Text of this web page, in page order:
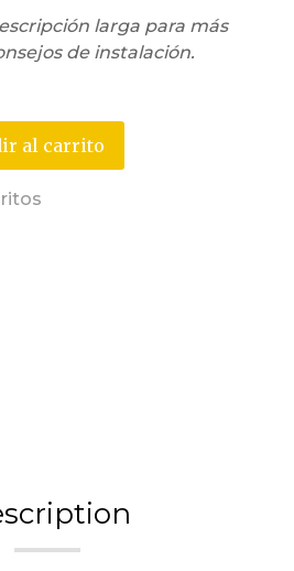
larga para más
de instalación.
al carrito